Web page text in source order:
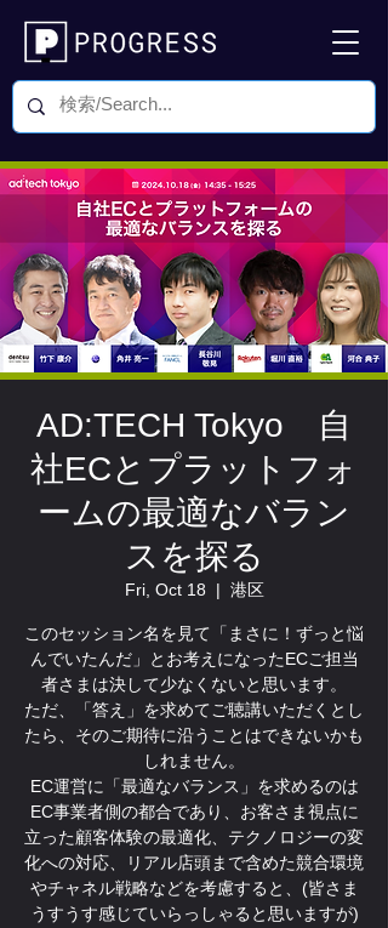
AD:TECH Tokyo 自
社ECとプラットフォ
ームの最適なバラン
スを探る
Fri, Oct 18
  |
港区
このセッション名を見て「まさに！ずっと悩
んでいたんだ」とお考えになったECご担当
者さまは決して少なくないと思います。
ただ、「答え」を求めてご聴講いただくとし
たら、そのご期待に沿うことはできないかも
しれません。
EC運営に「最適なバランス」を求めるのは
EC事業者側の都合であり、お客さま視点に
立った顧客体験の最適化、テクノロジーの変
化への対応、リアル店頭まで含めた競合環境
やチャネル戦略などを考慮すると、(皆さま
うすうす感じていらっしゃると思いますが)